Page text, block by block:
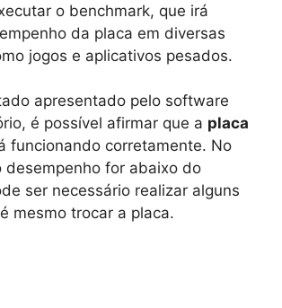
o benchmark, que irá
da placa em diversas
jogos e aplicativos pesados.
apresentado pelo software
é possível afirmar que a placa
funcionando corretamente. No
desempenho for abaixo do
ser necessário realizar alguns
mesmo trocar a placa.